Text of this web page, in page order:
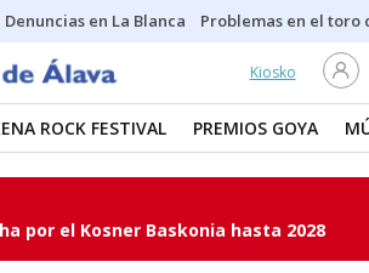
Denuncias en La Blanca Problemas en el toro
Kiosko
ROCK FESTIVAL PREMIOS GOYA
por el Kosner Baskonia hasta 2028